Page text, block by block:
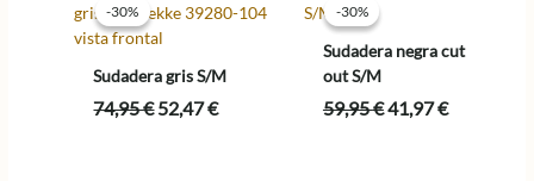
-30%
-30%
Sudadera gris S/M
74,95€El
52,47€El
-30%
-30%
Sudadera negra cut
out S/M
59,95€El
41,97€El